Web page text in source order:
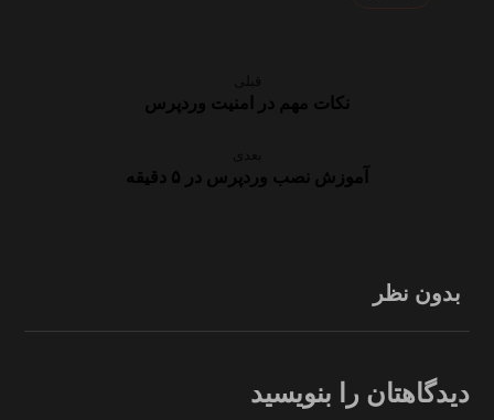
نکات مهم در امنیت وردپرس
آموزش نصب وردپرس در ۵ دقیقه
بدون نظر
دیدگاهتان را بنویسید